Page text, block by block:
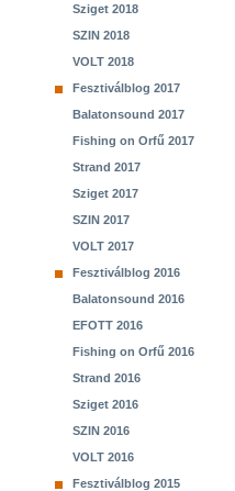
Sziget 2018
SZIN 2018
VOLT 2018
Fesztiválblog 2017
Balatonsound 2017
Fishing on Orfű 2017
Strand 2017
Sziget 2017
SZIN 2017
VOLT 2017
Fesztiválblog 2016
Balatonsound 2016
EFOTT 2016
Fishing on Orfű 2016
Strand 2016
Sziget 2016
SZIN 2016
VOLT 2016
Fesztiválblog 2015